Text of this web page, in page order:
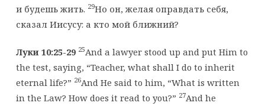
и будешь жить. 29Но он, желая оправдать себя,
сказал Иисусу: а кто мой ближний?
Луки 10:25-29 25And a lawyer stood up and put Him to
the test, saying, “Teacher, what shall I do to inherit
eternal life?” 26And He said to him, “What is written
in the Law? How does it read to you?” 27And he